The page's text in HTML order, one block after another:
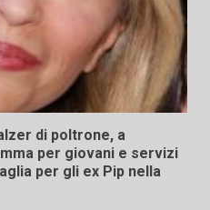
di poltrone, a
per giovani e servizi
per gli ex Pip nella